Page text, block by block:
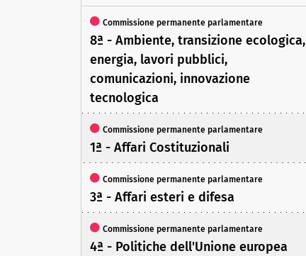
Commissione permanente parlamentare
8ª - Ambiente, transizione ecologica,
energia, lavori pubblici,
comunicazioni, innovazione
tecnologica
Commissione permanente parlamentare
1ª - Affari Costituzionali
Commissione permanente parlamentare
3ª - Affari esteri e difesa
Commissione permanente parlamentare
4ª - Politiche dell'Unione europea